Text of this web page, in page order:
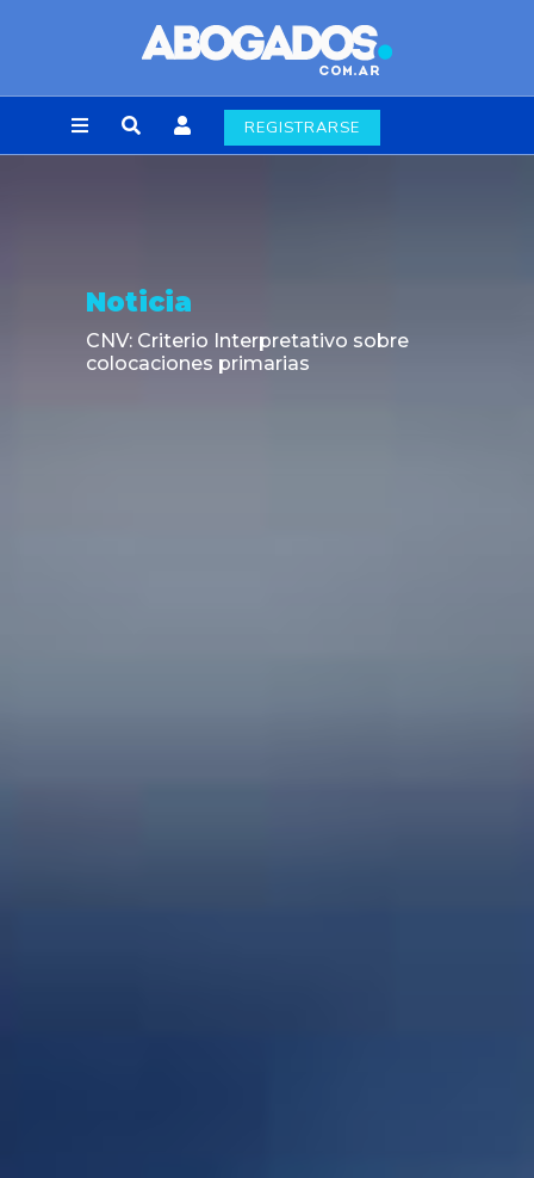
REGISTRARSE
Noticia
CNV: Criterio Interpretativo sobre
colocaciones primarias